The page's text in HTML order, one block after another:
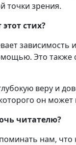
точки зрения.
стих?
Это также
веру и
он может
читателю?
нам,